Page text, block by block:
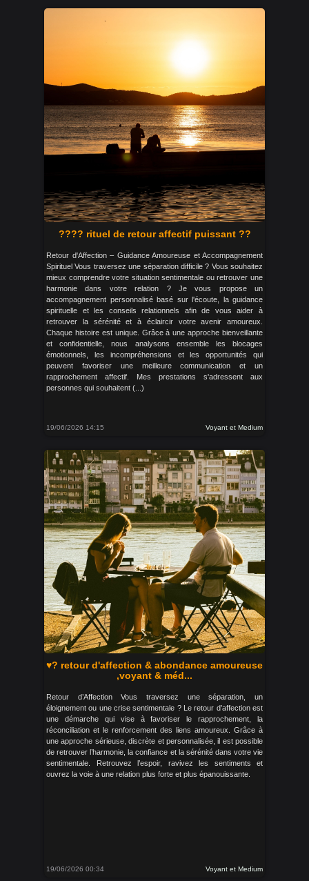
???? rituel de retour affectif puissant ??
Retour d'Affection – Guidance Amoureuse et Accompagnement
Spirituel Vous traversez une séparation difficile ? Vous souhaitez
mieux comprendre votre situation sentimentale ou retrouver une
harmonie dans votre relation ? Je vous propose un
accompagnement personnalisé basé sur l'écoute, la guidance
spirituelle et les conseils relationnels afin de vous aider à
retrouver la sérénité et à éclaircir votre avenir amoureux.
Chaque histoire est unique. Grâce à une approche bienveillante
et confidentielle, nous analysons ensemble les blocages
émotionnels, les incompréhensions et les opportunités qui
peuvent favoriser une meilleure communication et un
rapprochement affectif. Mes prestations s'adressent aux
personnes qui souhaitent (...)
19/06/2026 14:15 Voyant et Medium
♥? retour d'affection & abondance amoureuse
,voyant & méd...
Retour d’Affection Vous traversez une séparation, un
éloignement ou une crise sentimentale ? Le retour d’affection est
une démarche qui vise à favoriser le rapprochement, la
réconciliation et le renforcement des liens amoureux. Grâce à
une approche sérieuse, discrète et personnalisée, il est possible
de retrouver l’harmonie, la confiance et la sérénité dans votre vie
sentimentale. Retrouvez l’espoir, ravivez les sentiments et
ouvrez la voie à une relation plus forte et plus épanouissante.
19/06/2026 00:34 Voyant et Medium